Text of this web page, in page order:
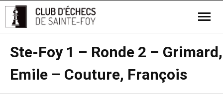
Ste-Foy 1 – Ronde 2 – Grimard,
Emile – Couture, François